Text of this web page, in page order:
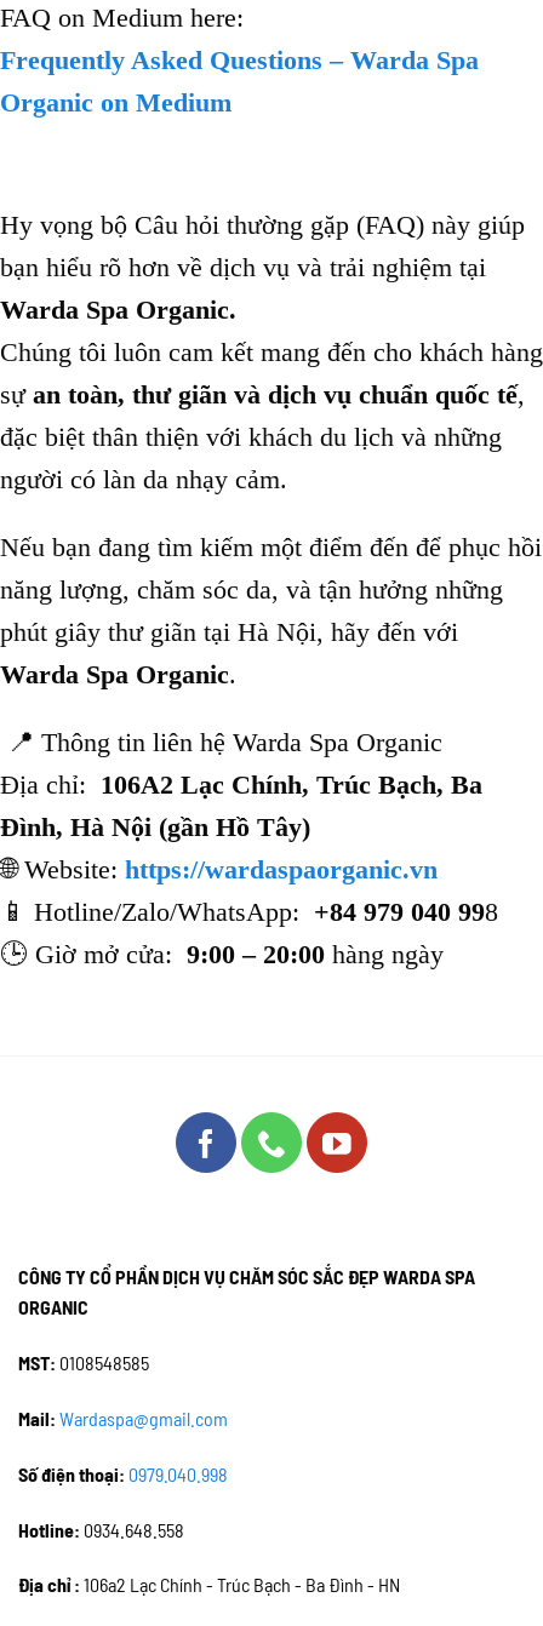
FAQ on Medium here:
Frequently Asked Questions – Warda Spa
Organic on Medium
Hy vọng bộ Câu hỏi thường gặp (FAQ) này giúp
bạn hiểu rõ hơn về dịch vụ và trải nghiệm tại
Warda Spa Organic.
Chúng tôi luôn cam kết mang đến cho khách hàng
sự an toàn, thư giãn và dịch vụ chuẩn quốc tế,
đặc biệt thân thiện với khách du lịch và những
người có làn da nhạy cảm.
Nếu bạn đang tìm kiếm một điểm đến để phục hồi
năng lượng, chăm sóc da, và tận hưởng những
phút giây thư giãn tại Hà Nội, hãy đến với
Warda Spa Organic.
📍 Thông tin liên hệ Warda Spa Organic
Địa chỉ: 106A2 Lạc Chính, Trúc Bạch, Ba
Đình, Hà Nội (gần Hồ Tây)
🌐 Website: https://wardaspaorganic.vn
📱 Hotline/Zalo/WhatsApp: +84 979 040 998
🕒 Giờ mở cửa: 9:00 – 20:00 hàng ngày
CÔNG TY CỔ PHẦN DỊCH VỤ CHĂM SÓC SẮC ĐẸP WARDA SPA
ORGANIC
MST: 0108548585
Mail: Wardaspa@gmail.com
Số điện thoại: 0979.040.998
Hotline: 0934.648.558
Địa chỉ : 106a2 Lạc Chính - Trúc Bạch - Ba Đình - HN